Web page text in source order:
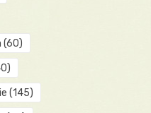
(60)
(145)